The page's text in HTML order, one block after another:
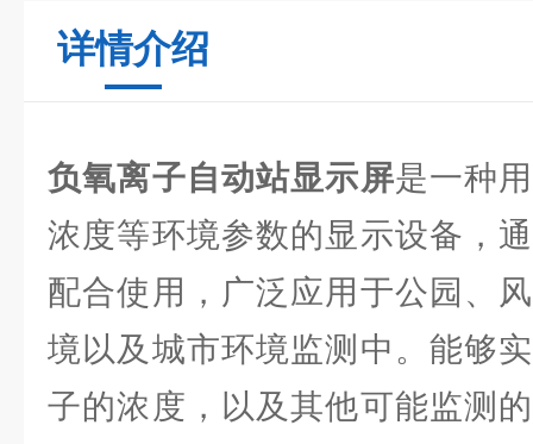
详情介绍
负氧离子自动站显示屏是一种
浓度等环境参数的显示设备，
配合使用，广泛应用于公园、
境以及城市环境监测中。能够
子的浓度，以及其他可能监测